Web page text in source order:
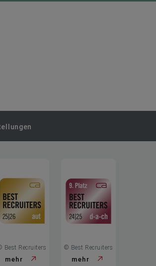
Best Recruiters
mehr
© Best Recruiters
mehr